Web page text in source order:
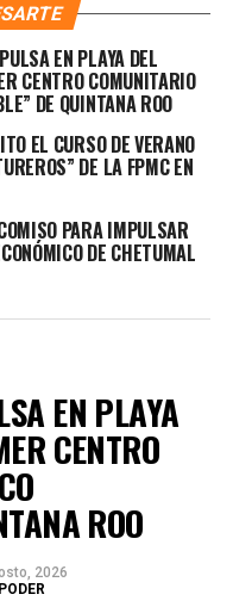
EN PLAYA DEL
CENTRO COMUNITARIO
DE QUINTANA ROO
EL CURSO DE VERANO
DE LA FPMC EN
PARA IMPULSAR
DE CHETUMAL
EN PLAYA
CENTRO
ROO
2026